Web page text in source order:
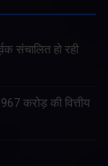
संचालित हो रही
करोड़ की वित्तीय